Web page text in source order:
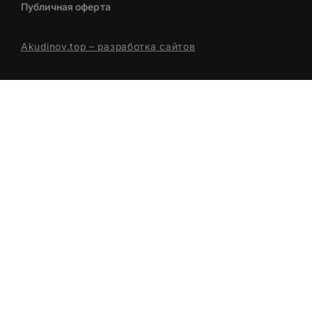
Публичная оферта
Akudinov.top – разработка сайтов